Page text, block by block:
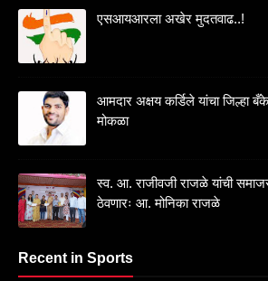
एसआयआरला अखेर मुदतवाढ..!
आमदार अक्षय कर्डिले यांचा जिल्हा
मोकळा
स्व. आ. राजीवजी राजळे यांची
ठेवणारः आ. मोनिका राजळे
Recent in Sports